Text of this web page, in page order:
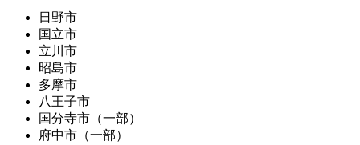
日野市
国立市
立川市
昭島市
多摩市
八王子市
国分寺市（一部）
府中市（一部）